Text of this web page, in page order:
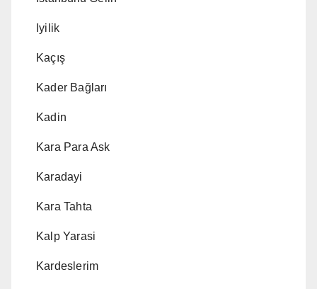
Iyilik
Kaçış
Kader Bağları
Kadin
Kara Para Ask
Karadayi
Kara Tahta
Kalp Yarasi
Kardeslerim